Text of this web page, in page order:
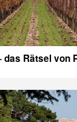
das Rätsel von